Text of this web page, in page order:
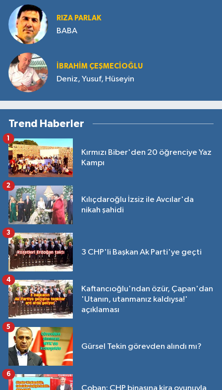
RIZA PARLAK
BABA
İBRAHIM ÇEŞMECİOĞLU
Deniz, Yusuf, Hüseyin
Trend Haberler
Kırmızı Biber'den 20 öğrenciye Yaz
Kampı
1
Kılıçdaroğlu İzsiz ile Avcılar'da
nikah şahidi
2
3 CHP'li Başkan Ak Parti'ye geçti
3
Kaftancıoğlu'ndan özür, Çapan'dan
'Utanın, utanmanız kaldıysa!'
açıklaması
4
Gürsel Tekin görevden alındı mı?
5
6